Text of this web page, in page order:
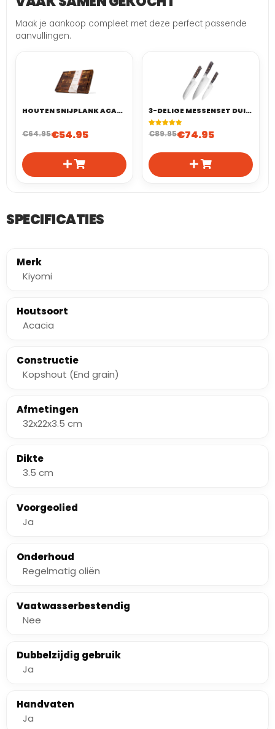
Maak je aankoop compleet met deze perfect passende
aanvullingen.
HOUTEN SNIJPLANK ACACIA 40X30 CM | END GRAIN (KOPSHOUT)
€64.95€54.95
3-DELIGE MESSENSET DUITS STAAL
Gewaardeerd
5.00 op 5
1
waardering
€89.95€74.95
SPECIFICATIES
Merk
Kiyomi
Houtsoort
Acacia
Constructie
Kopshout (End grain)
Afmetingen
32x22x3.5 cm
Dikte
3.5 cm
Voorgeolied
Ja
Onderhoud
Regelmatig oliën
Vaatwasserbestendig
Nee
Dubbelzijdig gebruik
Ja
Handvaten
Ja